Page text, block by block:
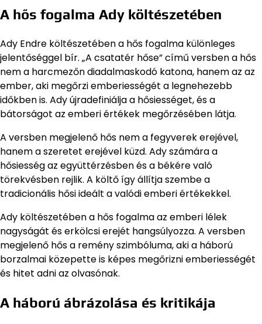
A hős fogalma Ady költészetében
Ady Endre költészetében a hős fogalma különleges
jelentőséggel bír. „A csatatér hőse” című versben a hős
nem a harcmezőn diadalmaskodó katona, hanem az az
ember, aki megőrzi emberiességét a legnehezebb
időkben is. Ady újradefiniálja a hősiességet, és a
bátorságot az emberi értékek megőrzésében látja.
A versben megjelenő hős nem a fegyverek erejével,
hanem a szeretet erejével küzd. Ady számára a
hősiesség az együttérzésben és a békére való
törekvésben rejlik. A költő így állítja szembe a
tradicionális hősi ideált a valódi emberi értékekkel.
Ady költészetében a hős fogalma az emberi lélek
nagyságát és erkölcsi erejét hangsúlyozza. A versben
megjelenő hős a remény szimbóluma, aki a háború
borzalmai közepette is képes megőrizni emberiességét
és hitet adni az olvasónak.
A háború ábrázolása és kritikája